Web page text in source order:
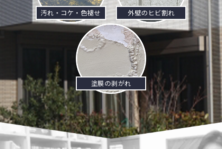
汚れ・コケ・色褪せ 外壁のヒビ割れ
塗膜の剥がれ